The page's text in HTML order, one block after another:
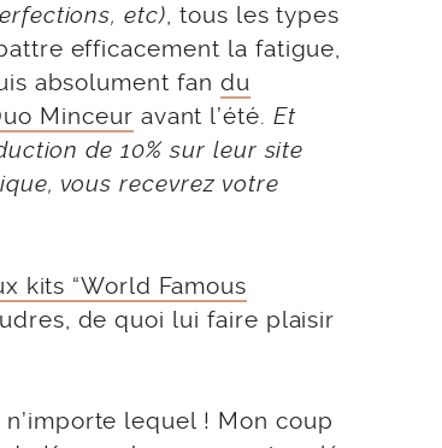
etc), tous les types
efficacement la fatigue,
absolument fan du
Minceur avant l’été.Et
de 10% sur leur site
vous recevrez votre
kits “World Famous
de quoi lui faire plaisir
lequel ! Mon coup